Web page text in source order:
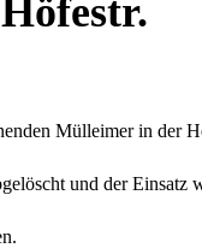
Mülleimer in der
und der Einsatz